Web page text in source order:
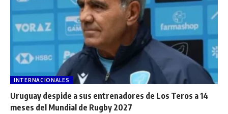
INTERNACIONALES
Uruguay despide a sus entrenadores de Los Teros a 14
meses del Mundial de Rugby 2027